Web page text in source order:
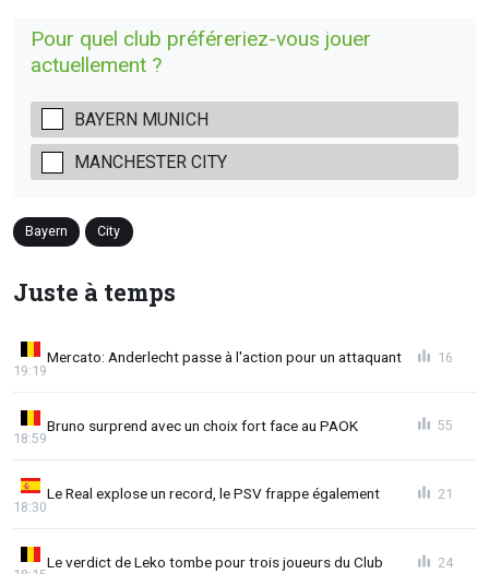
Pour quel club préféreriez-vous jouer
actuellement ?
BAYERN MUNICH
MANCHESTER CITY
Bayern City
Juste à temps
Mercato: Anderlecht passe à l'action pour un attaquant
19:19
16
Bruno surprend avec un choix fort face au PAOK
18:59
55
Le Real explose un record, le PSV frappe également
18:30
21
Le verdict de Leko tombe pour trois joueurs du Club 24